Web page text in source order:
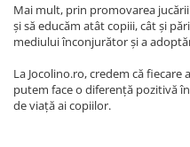
Mai mult, prin promovarea
și să educăm atât copiii, cât și
mediului înconjurător și a
La Jocolino.ro, credem că fiecare
putem face o diferență pozitivă
de viață ai copiilor.